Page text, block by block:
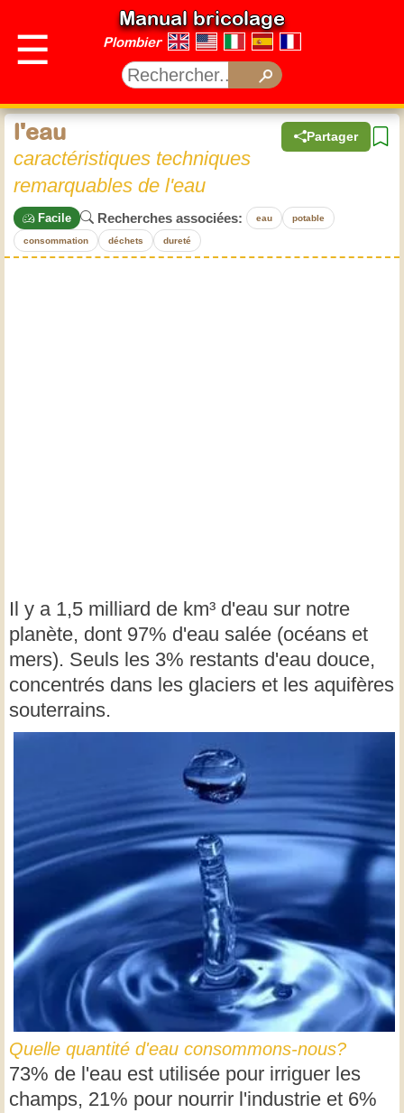
☰
Manual bricolage
Plombier
Partager
l'eau
caractéristiques techniques
remarquables de l'eau
Facile Recherches associées: eau potable
consommation déchets dureté
Il y a 1,5 milliard de km³ d'eau sur notre
planète, dont 97% d'eau salée (océans et
mers). Seuls les 3% restants d'eau douce,
concentrés dans les glaciers et les aquifères
souterrains.
Quelle quantité d'eau consommons-nous?
73% de l'eau est utilisée pour irriguer les
champs, 21% pour nourrir l'industrie et 6%